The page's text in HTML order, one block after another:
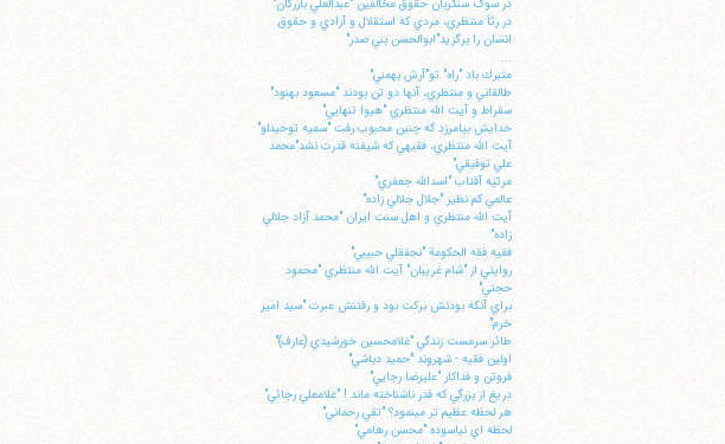
در سوگ سنگربان حقوق مخالفين "عبدالعلي بازرگان"
در رثأ منتظري، مردي كه استقلال و آزادي و حقوق
انسان را برگزيد"ابوالحسن بني صدر"
...
متبرك باد "راه" تو"آرش بهمني"
طالقاني و منتظري، آنها دو تن بودند "مسعود بهنود"
سقراط و آيت الله منتظري "هيوا تنهايي"
خدايش بيامرزد كه چنين محبوب رفت "سميه توحيدلو"
آيت الله منتظري، فقيهي كه شيفته قدرت نشد"محمد
علي توفيقي"
مرثيه آفتاب "اسدالله جعفري"
عالمي كم نظير "جلال جلالي زاده"
آيت الله منتظري و اهل سنت ايران "محمد آزاد جلالي
زاده"
فقيه فقه الحكومة "نجفقلي حبيبي"
روايتي از "شام غريبان" آيت الله منتظري "محمود
حجتي"
براي آنكه بودنش بركت بود و رفتنش عبرت "سيد امير
خرم"
طائر سرمست زندگي "غلامحسين خورشيدي (عارف)"
اولين فقيه - شهروند "حميد دباشي"
فروتن و فداكار "عليرضا رجايي"
دريغ از بزرگي كه قدر ناشناخته ماند ! "غلامعلي رجائي"
هر لحظه عظيم تر مي‎نمود؟ "تقي رحماني"
لحظه اي نياسوده "محسن رهامي"